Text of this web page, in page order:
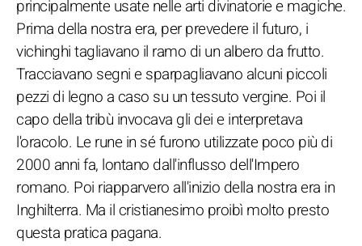
principalmente usate nelle arti divinatorie e magiche.
Prima della nostra era, per prevedere il futuro, i
vichinghi tagliavano il ramo di un albero da frutto.
Tracciavano segni e sparpagliavano alcuni piccoli
pezzi di legno a caso su un tessuto vergine. Poi il
capo della tribù invocava gli dei e interpretava
l'oracolo. Le rune in sé furono utilizzate poco più di
2000 anni fa, lontano dall'influsso dell'Impero
romano. Poi riapparvero all'inizio della nostra era in
Inghilterra. Ma il cristianesimo proibì molto presto
questa pratica pagana.